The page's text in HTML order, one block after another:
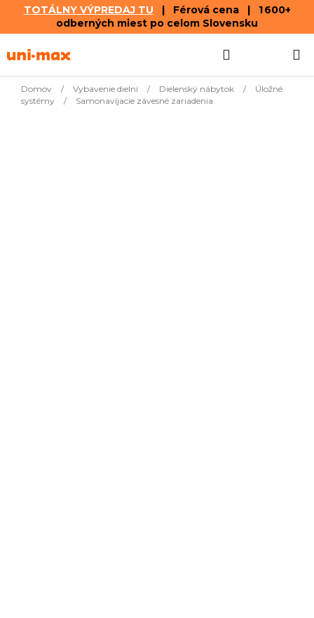
TOTÁLNY VÝPREDAJ TU | Férová cena | 1 600+
odberných miest po celom Slovensku
na
KOŠÍK
Domov / Vybavenie dielní / Dielenský nábytok /
Úložné
systémy
/ Samonavíjacie závesné zariadenia